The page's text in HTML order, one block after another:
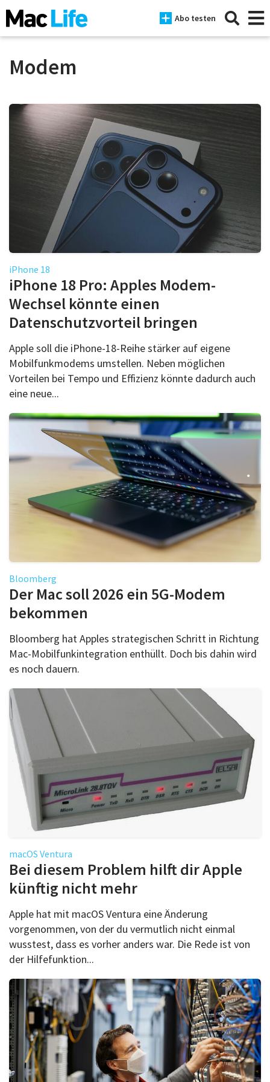
Abo testen
iPhone
Mac
Magazine
Über uns
Podcast
Mac Life+
Anmelden
Modem
iPhone 18
iPhone 18 Pro: Apples Modem-
Wechsel könnte einen
Datenschutzvorteil bringen
Apple soll die iPhone-18-Reihe stärker auf eigene
Mobilfunkmodems umstellen. Neben möglichen
Vorteilen bei Tempo und Effizienz könnte dadurch auch
eine neue...
Bloomberg
Der Mac soll 2026 ein 5G-Modem
bekommen
Bloomberg hat Apples strategischen Schritt in Richtung
Mac-Mobilfunkintegration enthüllt. Doch bis dahin wird
es noch dauern.
macOS Ventura
Bei diesem Problem hilft dir Apple
künftig nicht mehr
Apple hat mit macOS Ventura eine Änderung
vorgenommen, von der du vermutlich nicht einmal
wusstest, dass es vorher anders war. Die Rede ist von
der Hilfefunktion...